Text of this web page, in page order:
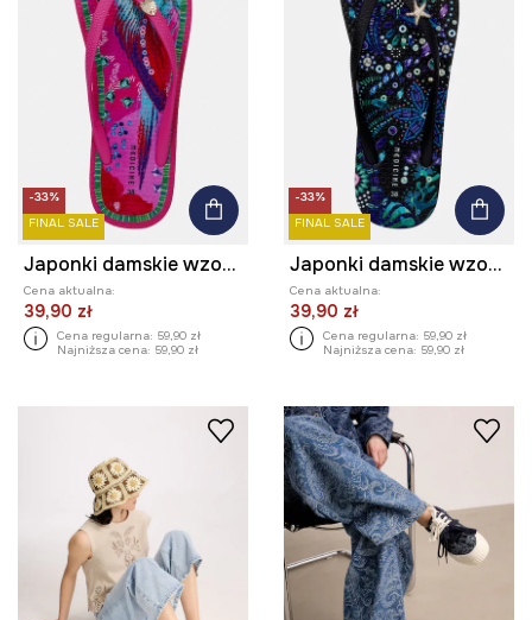
-33%
FINAL SALE
Japonki damskie wzorzyste
Cena aktualna:
39,90 zł
Cena regularna: 59,90 zł
Najniższa cena: 59,90 zł
-33%
FINAL SALE
Japonki damskie wzorzyste
Cena aktualna:
39,90 zł
Cena regularna: 59,90 zł
Najniższa cena: 59,90 zł